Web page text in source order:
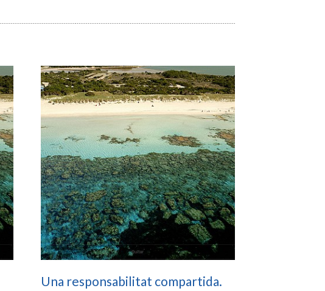
Una responsabilitat compartida.